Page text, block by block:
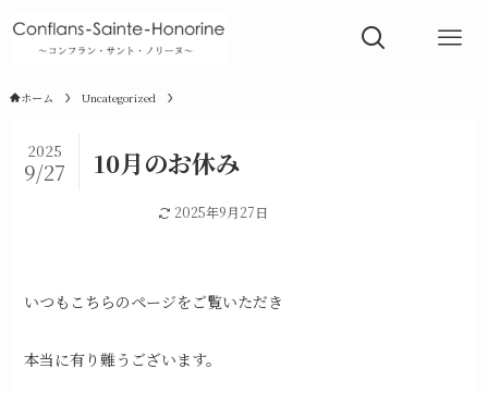
ホーム Uncategorized
10月のお休み
2025
9/27
2025年9月27日
いつもこちらのページをご覧いただき
本当に有り難うございます。